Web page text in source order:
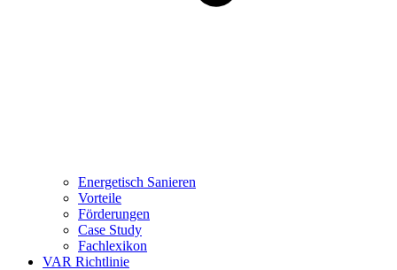
Energetisch Sanieren
Vorteile
Förderungen
Case Study
Fachlexikon
VAR Richtlinie